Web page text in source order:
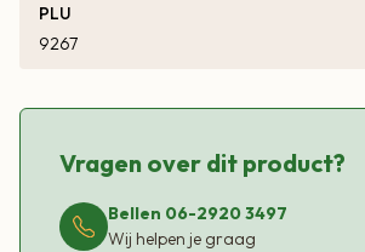
PLU
9267
Vragen over dit product?
Bellen 06-2920 3497
Wij helpen je graag